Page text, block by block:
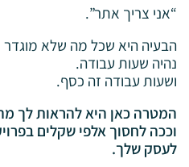
“אני צריך אתר”.
הבעיה היא שכל מה שלא מוגדר
נהיה שעות עבודה.
ושעות עבודה זה כסף.
המטרה כאן היא להראות לך מה
וככה לחסוך אלפי שקלים
לעסק שלך.